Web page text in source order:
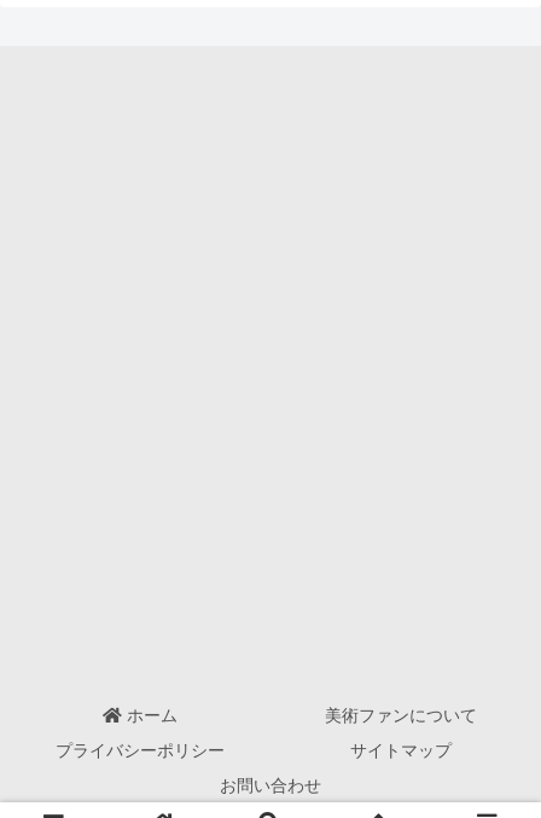
ホーム
美術ファンについて
プライバシーポリシー
サイトマップ
お問い合わせ